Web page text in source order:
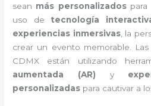
sean más personalizadospara
uso de tecnología
experiencias inmersivas, la
crear un evento memorable.
CDMX están utilizando
aumentada (AR) y
personalizadas para cautivar a